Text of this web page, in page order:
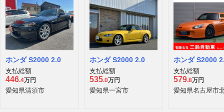
ホンダ S2000 2.0
支払総額
446.4万円
愛知県清須市
ホンダ S2000 2.0
支払総額
535.0万円
愛知県一宮市
ホンダ S2000
支払総額
579.8万円
愛知県名古屋市